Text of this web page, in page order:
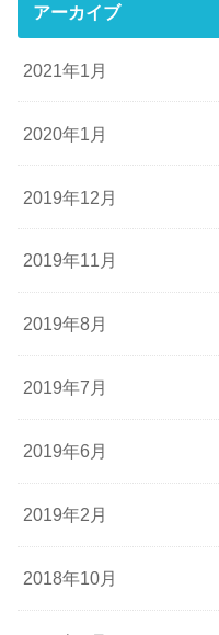
アーカイブ
2021年1月
2020年1月
2019年12月
2019年11月
2019年8月
2019年7月
2019年6月
2019年2月
2018年10月